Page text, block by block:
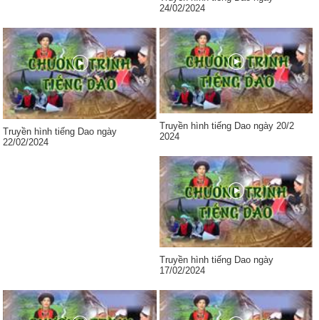
24/02/2024
Truyền hình tiếng Dao ngày
22/02/2024
Truyền hình tiếng Dao ngày 20/2
2024
Truyền hình tiếng Dao ngày
17/02/2024